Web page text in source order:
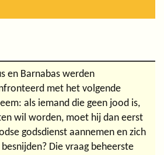
en Barnabas werden
met het volgende
als iemand die geen jood is,
wil worden, moet hij dan eerst
godsdienst aannemen en zich
besnijden? Die vraag beheerste